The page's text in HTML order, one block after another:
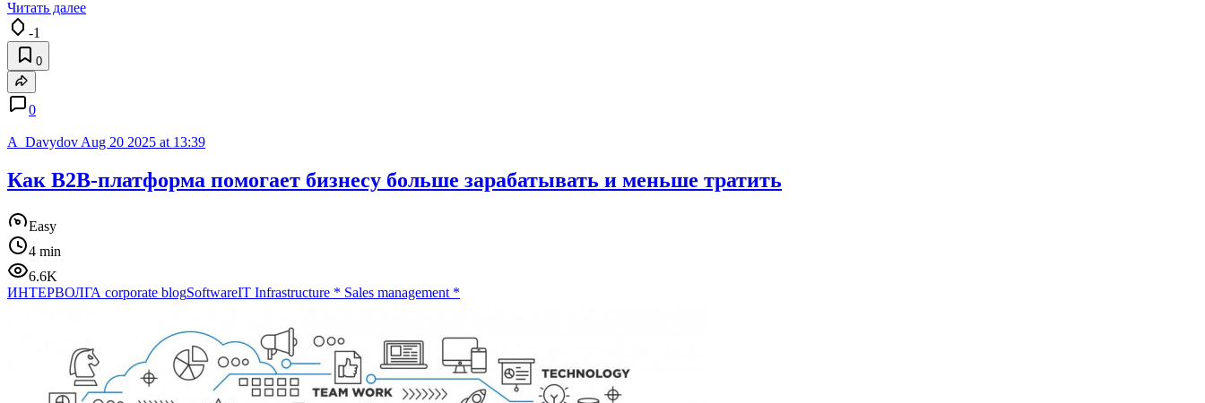
Читать далее
-1
0
0
A_Davydov Aug 20 2025 at 13:39
Как B2B-платформа помогает бизнесу больше зарабатывать и меньше тратить
Easy
4 min
6.6K
ИНТЕРВОЛГА corporate blogSoftwareIT Infrastructure * Sales management*